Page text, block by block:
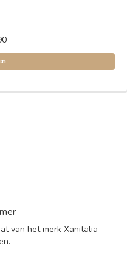
van het merk Xanitalia